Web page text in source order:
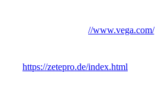
//www.vega.com/
https://zetepro.de/index.html